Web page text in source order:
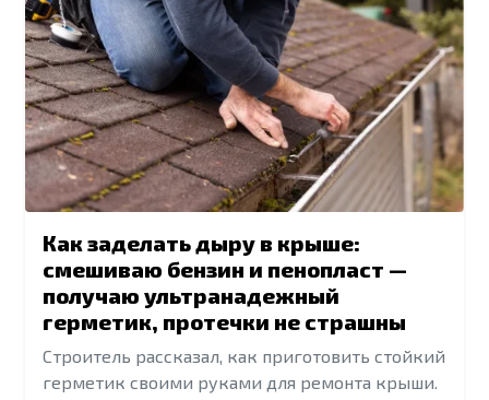
Как заделать дыру в крыше:
смешиваю бензин и пенопласт —
получаю ультранадежный
герметик, протечки не страшны
Строитель рассказал, как приготовить стойкий
герметик своими руками для ремонта крыши.